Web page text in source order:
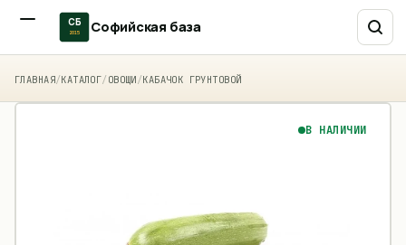
СБ
2015 Софийская база
ГЛАВНАЯ/КАТАЛОГ/ ОВОЩИ/КАБАЧОК ГРУНТОВОЙ
В НАЛИЧИИ